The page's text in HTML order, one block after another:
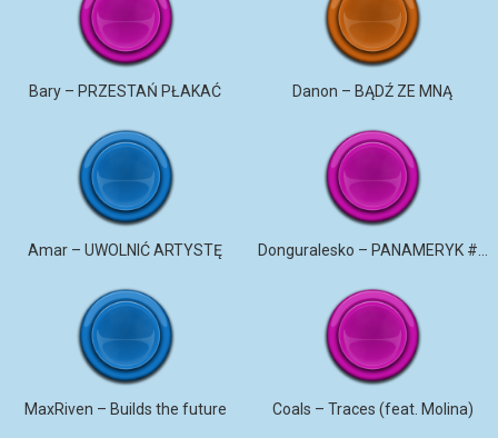
Bary – PRZESTAŃ PŁAKAĆ Danon – BĄDŹ ZE MNĄ
Amar – UWOLNIĆ ARTYSTĘ
MaxRiven – Builds the future Coals – Traces (feat. Molina)